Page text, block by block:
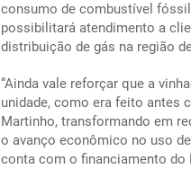
consumo de combustível
possibilitará atendimento a
distribuição de gás na região
“Ainda vale reforçar que a
unidade, como era feito antes
Martinho, transformando em
o avanço econômico no uso
conta com o financiamento do